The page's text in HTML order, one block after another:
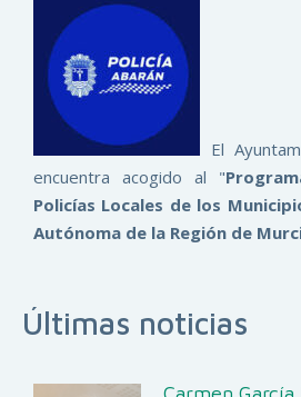
El
encuentra acogido al "
Policías Locales de los
Autónoma de la Región de
Últimas noticias